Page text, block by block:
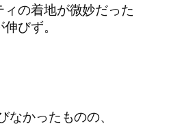
の着地が微妙だった
びず。
なかったものの、